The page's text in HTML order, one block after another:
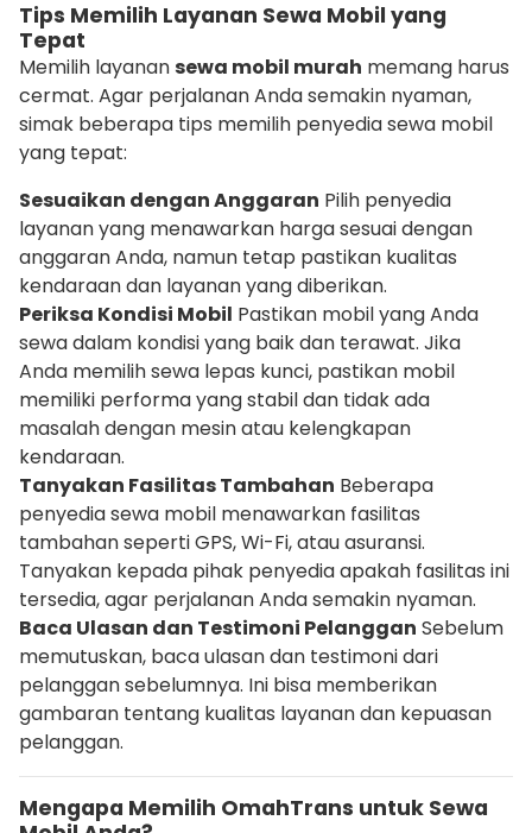
Tips Memilih Layanan Sewa Mobil yang
Tepat
Memilih layanansewa mobil murah memang harus
cermat. Agar perjalanan Anda semakin nyaman,
simak beberapa tips memilih penyedia sewa mobil
yang tepat:
Sesuaikan dengan Anggaran Pilih penyedia
layanan yang menawarkan harga sesuai dengan
anggaran Anda, namun tetap pastikan kualitas
kendaraan dan layanan yang diberikan.
Periksa Kondisi Mobil Pastikan mobil yang Anda
sewa dalam kondisi yang baik dan terawat. Jika
Anda memilih sewa lepas kunci, pastikan mobil
memiliki performa yang stabil dan tidak ada
masalah dengan mesin atau kelengkapan
kendaraan.
Tanyakan Fasilitas Tambahan Beberapa
penyedia sewa mobil menawarkan fasilitas
tambahan seperti GPS, Wi-Fi, atau asuransi.
Tanyakan kepada pihak penyedia apakah fasilitas ini
tersedia, agar perjalanan Anda semakin nyaman.
Baca Ulasan dan Testimoni Pelanggan Sebelum
memutuskan, baca ulasan dan testimoni dari
pelanggan sebelumnya. Ini bisa memberikan
gambaran tentang kualitas layanan dan kepuasan
pelanggan.
Mengapa Memilih OmahTrans untuk Sewa